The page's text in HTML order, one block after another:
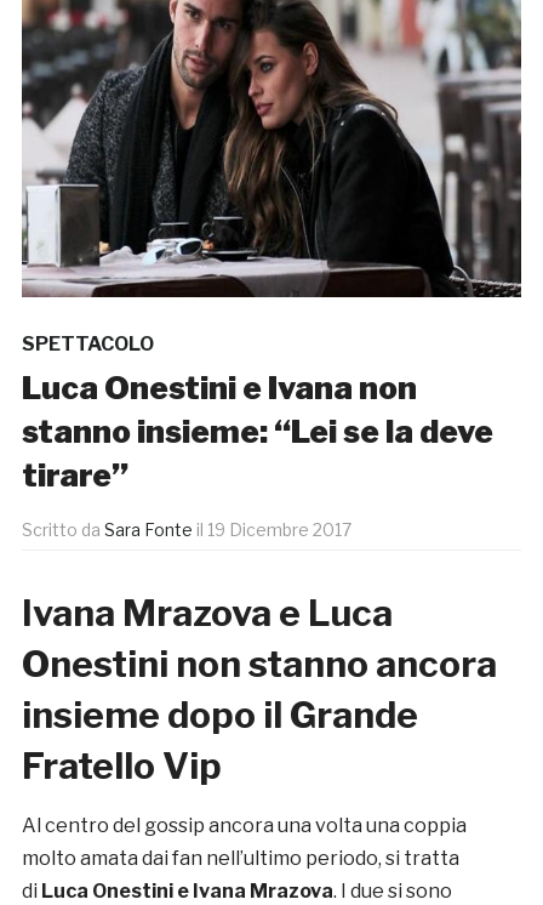
SPETTACOLO
Luca Onestini e Ivana non
stanno insieme: “Lei se la deve
tirare”
Scritto da Sara Fonte il 19 Dicembre 2017
Ivana Mrazova e Luca
Onestini non stanno ancora
insieme dopo il Grande
Fratello Vip
Al centro del gossip ancora una volta una coppia
molto amata dai fan nell’ultimo periodo, si tratta
di Luca Onestini e Ivana Mrazova. I due si sono